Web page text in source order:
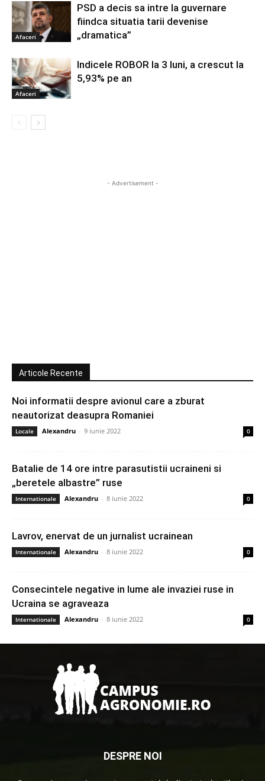
Afaceri
PSD a decis sa intre la guvernare
fiindca situatia tarii devenise
„dramatica”
Afaceri
Indicele ROBOR la 3 luni, a crescut la
5,93% pe an
- Advertisement -
Articole Recente
Noi informatii despre avionul care a zburat
neautorizat deasupra Romaniei
Locale Alexandru - 9 iunie 2022 0
Batalie de 14 ore intre parasutistii ucraineni si
„beretele albastre” ruse
Internationale Alexandru - 8 iunie 2022 0
Lavrov, enervat de un jurnalist ucrainean
Internationale Alexandru - 8 iunie 2022 0
Consecintele negative in lume ale invaziei ruse in
Ucraina se agraveaza
Internationale Alexandru - 8 iunie 2022 0
DESPRE NOI